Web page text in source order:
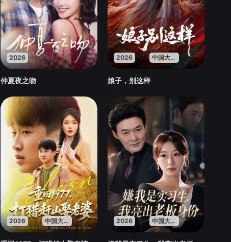
2026
仲夏夜之吻
2026 中国大陆
娘子，别这样
2026 中国大陆 2026 中国大陆